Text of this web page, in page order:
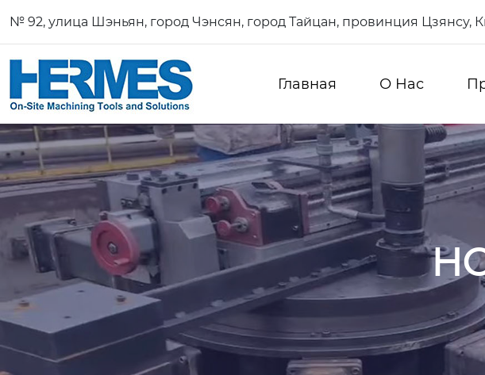
№ 92, улица Шэньян, город Чэнсян, город Тайцан, провинция Цзянсу,
Главная О Нас